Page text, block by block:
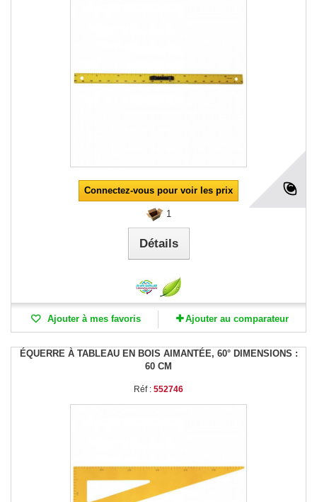
Connectez-vous pour voir les prix
1
Détails
Ajouter à mes favoris Ajouter au comparateur
ÉQUERRE À TABLEAU EN BOIS AIMANTÉE, 60° DIMENSIONS :
60 CM
Réf : 552746